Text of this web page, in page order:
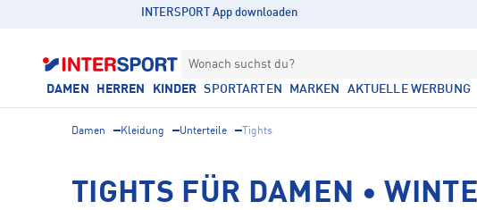
INTERSPORT App downloaden
Wonach suchst du?
DAMEN HERREN KINDER SPORTARTEN MARKEN AKTUELLE WERBUNG
Damen Kleidung Unterteile Tights
TIGHTS FÜR DAMEN •